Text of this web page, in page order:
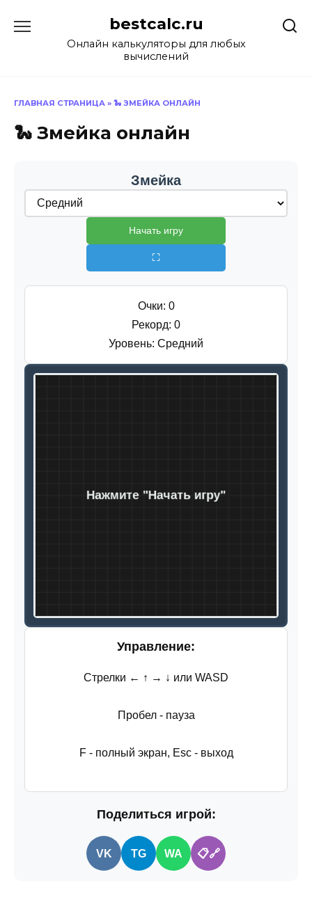
содержанию
bestcalc.ru
Онлайн калькуляторы для любых
вычислений
ГЛАВНАЯ СТРАНИЦА » 🐍 ЗМЕЙКА ОНЛАЙН
🐍 Змейка онлайн
Змейка
Начать игру
⛶
Очки: 0
Рекорд: 0
Уровень: Средний
Управление:
Стрелки ← ↑ → ↓ или WASD
Пробел - пауза
F - полный экран, Esc - выход
Поделиться игрой:
VK TG WA 🔗